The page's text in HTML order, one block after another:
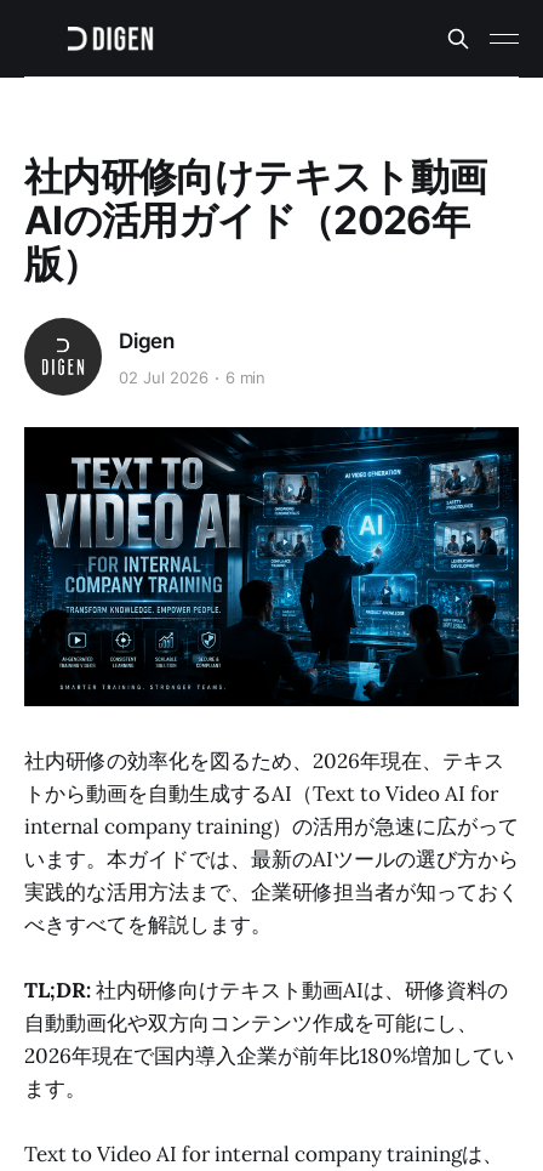
社内研修向けテキスト動画
AIの活用ガイド（2026年
版）
Digen
02 Jul 2026 6 min
社内研修の効率化を図るため、2026年現在、テキス
トから動画を自動生成するAI（Text to Video AI for
internal company training）の活用が急速に広がって
います。本ガイドでは、最新のAIツールの選び方から
実践的な活用方法まで、企業研修担当者が知っておく
べきすべてを解説します。
TL;DR:社内研修向けテキスト動画AIは、研修資料の
自動動画化や双方向コンテンツ作成を可能にし、
2026年現在で国内導入企業が前年比180%増加してい
ます。
Text to Video AI for internal company trainingは、